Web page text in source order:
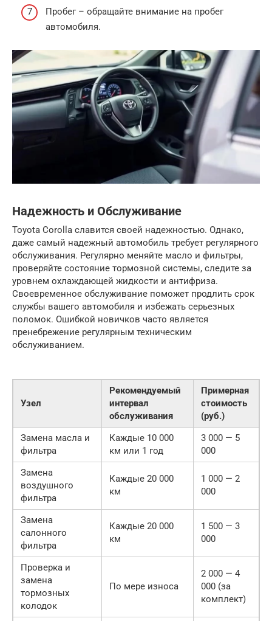
Пробег – обращайте внимание на пробег
автомобиля.
Надежность и Обслуживание
Toyota Corolla славится своей надежностью. Однако,
даже самый надежный автомобиль требует регулярного
обслуживания. Регулярно меняйте масло и фильтры,
проверяйте состояние тормозной системы, следите за
уровнем охлаждающей жидкости и антифриза.
Своевременное обслуживание поможет продлить срок
службы вашего автомобиля и избежать серьезных
поломок. Ошибкой новичков часто является
пренебрежение регулярным техническим
обслуживанием.
Узел
Рекомендуемый
интервал
обслуживания
Примерная
стоимость
(руб.)
Замена масла и
фильтра
Каждые 10 000
км или 1 год
3 000 — 5
000
Замена
воздушного
фильтра
Каждые 20 000
км
1 000 — 2
000
Замена
салонного
фильтра
Каждые 20 000
км
1 500 — 3
000
Проверка и
замена
тормозных
колодок
По мере износа
2 000 — 4
000 (за
комплект)